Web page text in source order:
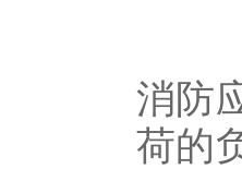
消防
荷的